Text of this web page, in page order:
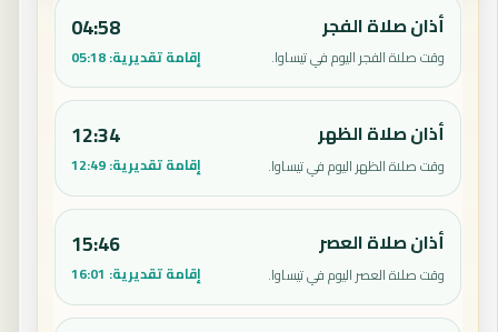
أذان صلاة الفجر
وقت صلاة الفجر اليوم في تيساوا.
04:58
إقامة تقديرية:05:18
أذان صلاة الظهر
وقت صلاة الظهر اليوم في تيساوا.
12:34
إقامة تقديرية:12:49
أذان صلاة العصر
وقت صلاة العصر اليوم في تيساوا.
15:46
إقامة تقديرية: 16:01